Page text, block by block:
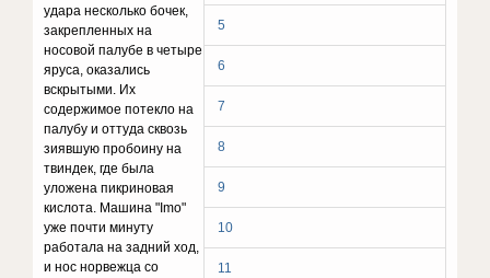
5
6
7
8
9
10
11
удара несколько бочек,
закрепленных на
носовой палубе в четыре
яруса, оказались
вскрытыми. Их
содержимое потекло на
палубу и оттуда сквозь
зиявшую пробоину на
твиндек, где была
уложена пикриновая
кислота. Машина "Imo"
уже почти минуту
работала на задний ход,
и нос норвежца со